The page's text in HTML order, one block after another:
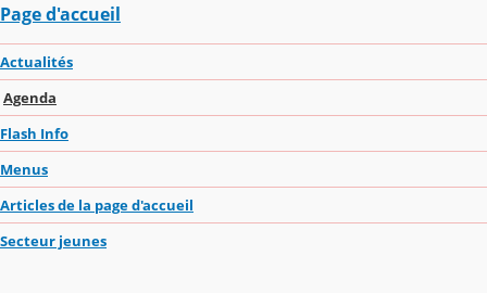
Page d'accueil
Actualités
Agenda
Flash Info
Menus
Articles de la page d'accueil
Secteur jeunes